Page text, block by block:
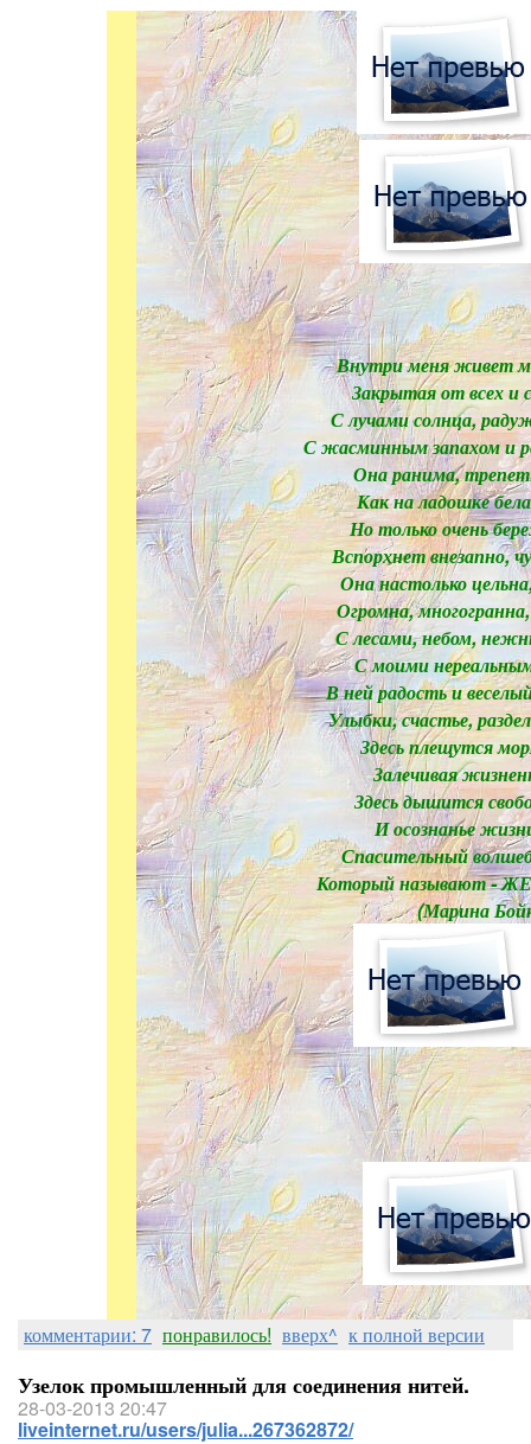
Внутри меня живет
Закрытая от всех и
С лучами солнца,
С жасминным запахом и
Она ранима,
Как на ладошке
Но только очень
Вспорхнет внезапно,
Она настолько
Огромна,
С лесами, небом,
С моими
В ней радость и
Улыбки, счастье,
Здесь плещутся
Залечивая
Здесь дышится
И осознанье
Спасительный
Который называют -
(Марина
комментарии: 7 понравилось! вверх^ к полной версии
Узелок промышленный для соединения нитей.
28-03-2013 20:47
liveinternet.ru/users/julia...267362872/